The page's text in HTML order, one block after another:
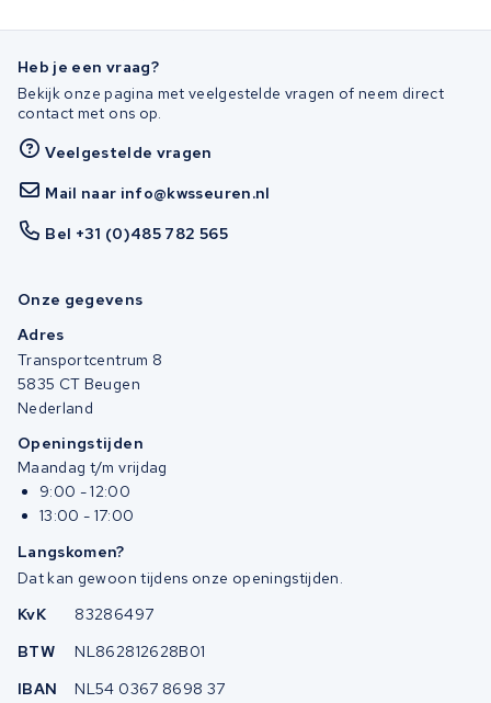
Heb je een vraag?
Bekijk onze pagina met veelgestelde vragen of neem direct
contact met ons op.
Veelgestelde vragen
Mail naar info@kwsseuren.nl
Bel +31 (0)485 782 565
Onze gegevens
Adres
Transportcentrum 8
5835 CT Beugen
Nederland
Openingstijden
Maandag t/m vrijdag
9:00 - 12:00
13:00 - 17:00
Langskomen?
Dat kan gewoon tijdens onze openingstijden.
KvK
83286497
BTW
NL862812628B01
IBAN
NL54 0367 8698 37